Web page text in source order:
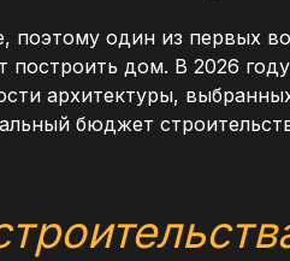
один из первых
дом. В 2026
архитектуры,
бюджет